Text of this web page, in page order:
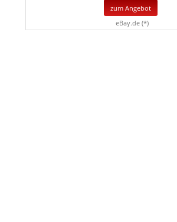
zum Angebot
eBay.de (*)